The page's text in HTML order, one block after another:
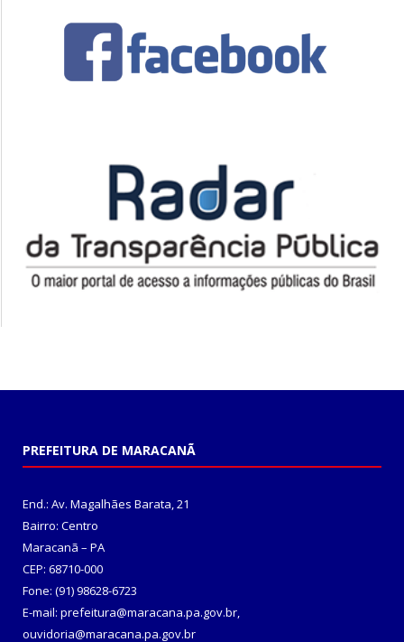
PREFEITURA DE MARACANÃ
End.: Av. Magalhães Barata, 21
Bairro: Centro
Maracanã – PA
CEP: 68710-000
Fone: (91) 98628-6723
E-mail: prefeitura@maracana.pa.gov.br,
ouvidoria@maracana.pa.gov.br